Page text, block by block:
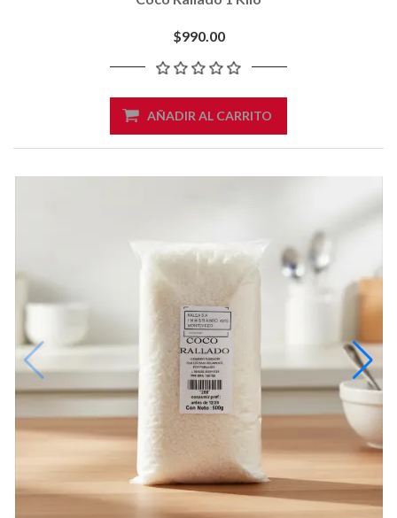
$990.00
AÑADIR AL CARRITO